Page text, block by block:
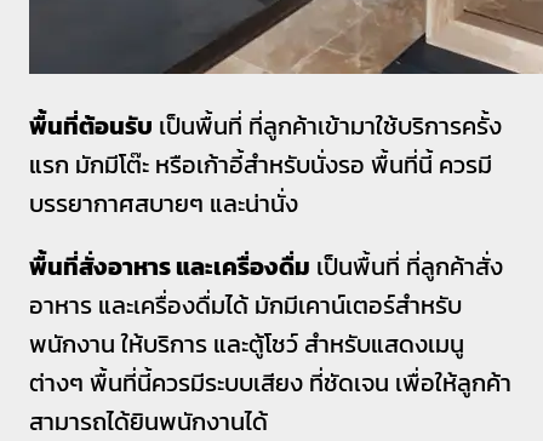
พื้นที่ต้อนรับ เป็นพื้นที่ ที่ลูกค้าเข้ามาใช้บริการครั้ง
แรก มักมีโต๊ะ หรือเก้าอี้สำหรับนั่งรอ พื้นที่นี้ ควรมี
บรรยากาศสบายๆ และน่านั่ง
พื้นที่สั่งอาหาร และเครื่องดื่ม เป็นพื้นที่ ที่ลูกค้าสั่ง
อาหาร และเครื่องดื่มได้ มักมีเคาน์เตอร์สำหรับ
พนักงาน ให้บริการ และตู้โชว์ สำหรับแสดงเมนู
ต่างๆ พื้นที่นี้ควรมีระบบเสียง ที่ชัดเจน เพื่อให้ลูกค้า
สามารถได้ยินพนักงานได้